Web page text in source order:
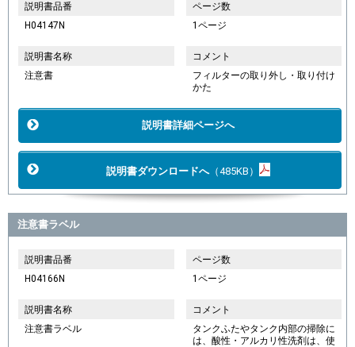
説明書品番
H04147N
ページ数
1ページ
説明書名称
注意書
コメント
フィルターの取り外し・取り付け
かた
説明書詳細ページへ
説明書ダウンロードへ（485KB）
注意書ラベル
説明書品番
H04166N
ページ数
1ページ
説明書名称
注意書ラベル
コメント
タンクふたやタンク内部の掃除に
は、酸性・アルカリ性洗剤は、使